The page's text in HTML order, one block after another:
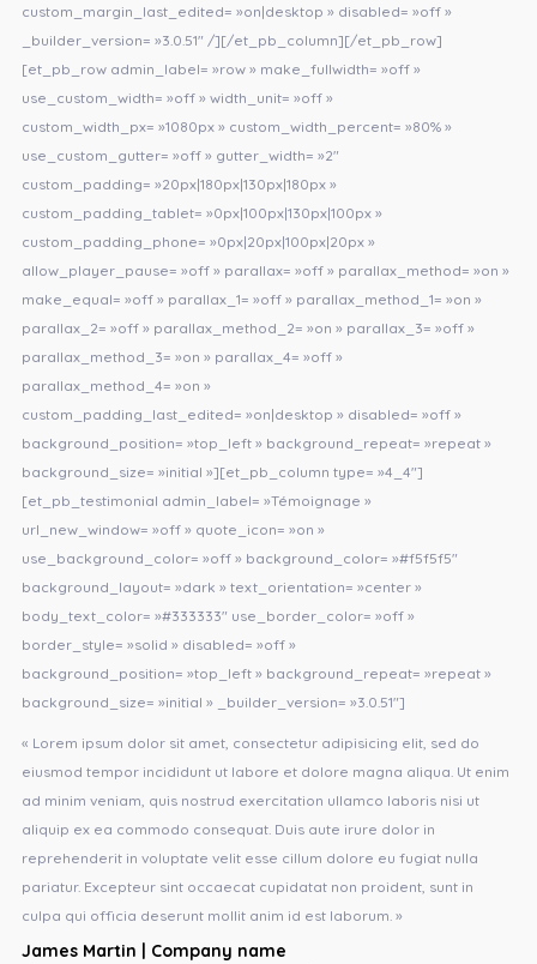
custom_margin_last_edited= »on|desktop » disabled= »off »
_builder_version= »3.0.51″ /][/et_pb_column][/et_pb_row]
[et_pb_row admin_label= »row » make_fullwidth= »off »
use_custom_width= »off » width_unit= »off »
custom_width_px= »1080px » custom_width_percent= »80% »
use_custom_gutter= »off » gutter_width= »2″
custom_padding= »20px|180px|130px|180px »
custom_padding_tablet= »0px|100px|130px|100px »
custom_padding_phone= »0px|20px|100px|20px »
allow_player_pause= »off » parallax= »off » parallax_method= »on »
make_equal= »off » parallax_1= »off » parallax_method_1= »on »
parallax_2= »off » parallax_method_2= »on » parallax_3= »off »
parallax_method_3= »on » parallax_4= »off »
parallax_method_4= »on »
custom_padding_last_edited= »on|desktop » disabled= »off »
background_position= »top_left » background_repeat= »repeat »
background_size= »initial »][et_pb_column type= »4_4″]
[et_pb_testimonial admin_label= »Témoignage »
url_new_window= »off » quote_icon= »on »
use_background_color= »off » background_color= »#f5f5f5″
background_layout= »dark » text_orientation= »center »
body_text_color= »#333333″ use_border_color= »off »
border_style= »solid » disabled= »off »
background_position= »top_left » background_repeat= »repeat »
background_size= »initial » _builder_version= »3.0.51″]
« Lorem ipsum dolor sit amet, consectetur adipisicing elit, sed do
eiusmod tempor incididunt ut labore et dolore magna aliqua. Ut enim
ad minim veniam, quis nostrud exercitation ullamco laboris nisi ut
aliquip ex ea commodo consequat. Duis aute irure dolor in
reprehenderit in voluptate velit esse cillum dolore eu fugiat nulla
pariatur. Excepteur sint occaecat cupidatat non proident, sunt in
culpa qui officia deserunt mollit anim id est laborum. »
James Martin | Company name